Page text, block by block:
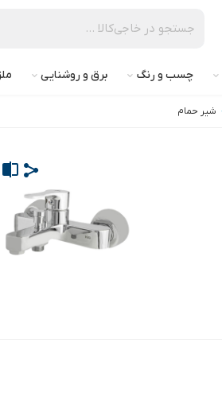
چسب و رنگ برق و روشنایی
شیر حمام